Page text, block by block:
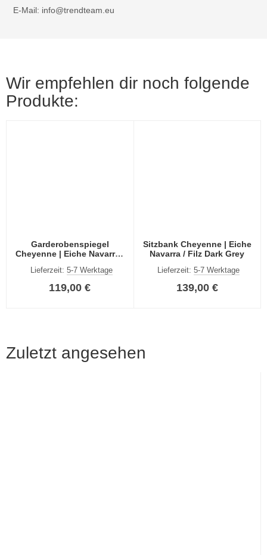
E-Mail: info@trendteam.eu
Wir empfehlen dir noch folgende
Produkte:
Garderobenspiegel
Cheyenne | Eiche Navarra /
Lieferzeit: 5-7 Werktage
119,00 €
Sitzbank Cheyenne | Eiche
Navarra / Filz Dark Grey
Lieferzeit:5-7 Werktage
139,00 €
Zuletzt angesehen